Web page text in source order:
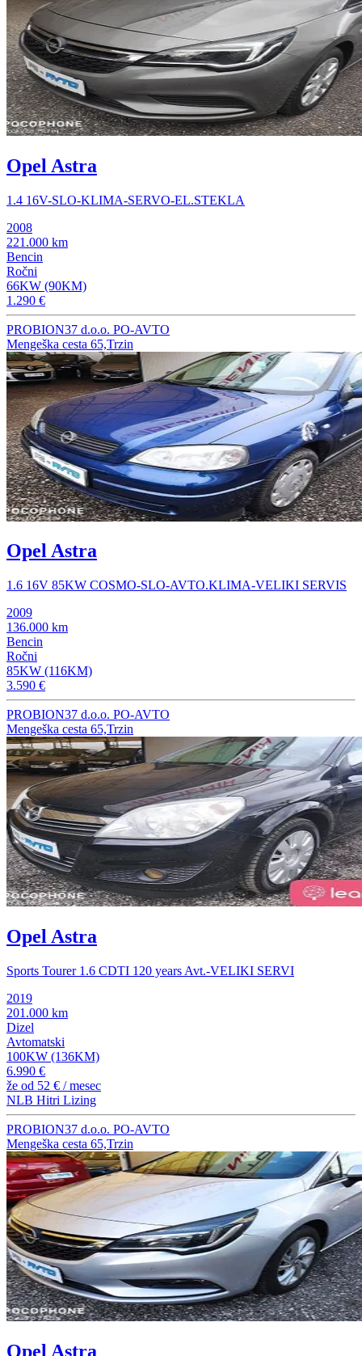
Opel Astra
1.4 16V-SLO-KLIMA-SERVO-EL.STEKLA
2008
221.000 km
Bencin
Ročni
66KW (90KM)
1.290 €
PROBION37 d.o.o. PO-AVTO
Mengeška cesta 65,Trzin
Opel Astra
1.6 16V 85KW COSMO-SLO-AVTO.KLIMA-VELIKI SERVIS
2009
136.000 km
Bencin
Ročni
85KW (116KM)
3.590 €
PROBION37 d.o.o. PO-AVTO
Mengeška cesta 65,Trzin
Opel Astra
Sports Tourer 1.6 CDTI 120 years Avt.-VELIKI SERVI
2019
201.000 km
Dizel
Avtomatski
100KW (136KM)
6.990 €
že od 52 € / mesec
NLB Hitri Lizing
PROBION37 d.o.o. PO-AVTO
Mengeška cesta 65,Trzin
Opel Astra